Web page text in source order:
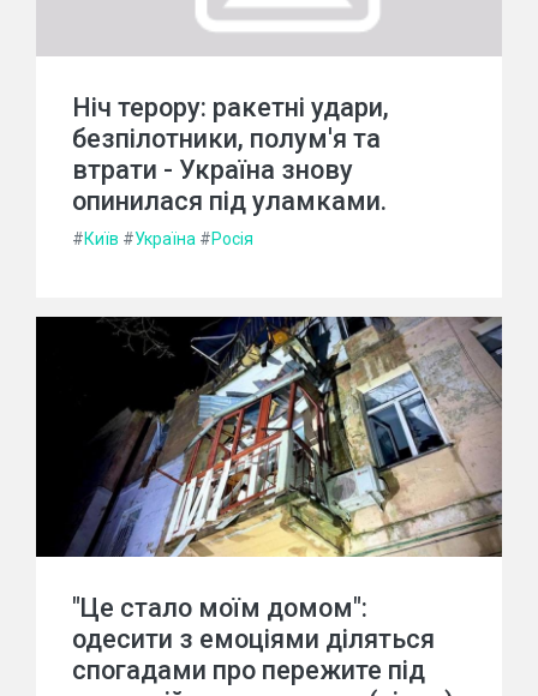
Ніч терору: ракетні удари,
безпілотники, полум'я та
втрати - Україна знову
опинилася під уламками.
#Київ #Україна #Росія
"Це стало моїм домом":
одесити з емоціями діляться
спогадами про пережите під